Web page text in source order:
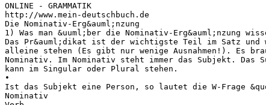
ONLINE - GRAMMATIK
http://www.mein-deutschbuch.de
Die Nominativ-Erg&auml;nzung
1) Was man &uuml;ber die Nominativ-Erg&auml;nzung
Das Pr&auml;dikat ist der wichtigste Teil im Satz und
alleine stehen (Es gibt nur wenige Ausnahmen!). Es
Nominativ. Im Nominativ steht immer das Subjekt. Das
kann im Singular oder Plural stehen.
•
Ist das Subjekt eine Person, so lautet die W-Frage
Nominativ